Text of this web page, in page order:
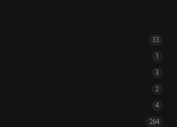
33
1
3
2
4
264